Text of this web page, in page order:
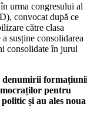
urma congresului al
convocat după ce
către clasa
susține consolidarea
consolidate în jurul
denumirii
pentru
și au ales noua